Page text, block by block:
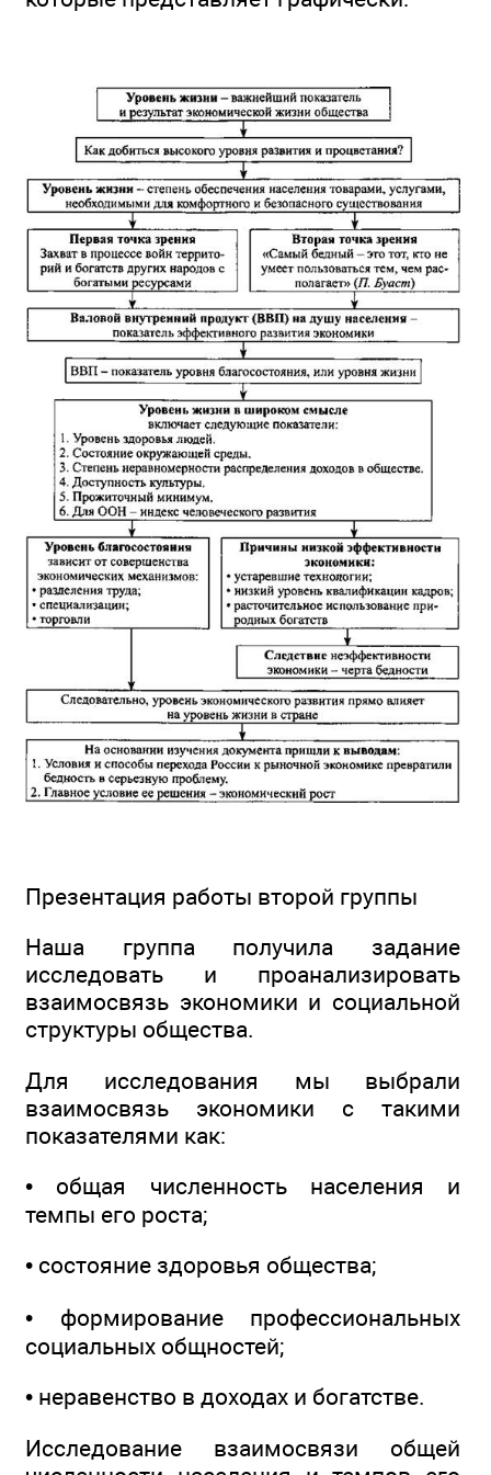
Презентация работы второй группы
Наша группа получила задание
исследовать и проанализировать
взаимосвязь экономики и социальной
структуры общества.
Для исследования мы выбрали
взаимосвязь экономики с такими
показателями как:
• общая численность населения и
темпы его роста;
• состояние здоровья общества;
• формирование профессиональных
социальных общностей;
• неравенство в доходах и богатстве.
Исследование взаимосвязи общей